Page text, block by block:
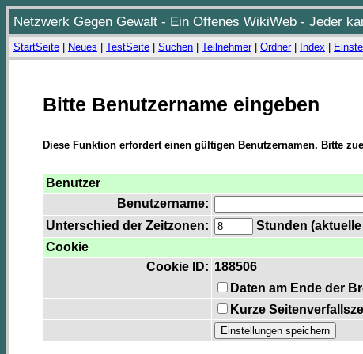
Netzwerk Gegen Gewalt - Ein Offenes WikiWeb - Jeder
StartSeite Neues TestSeite Suchen Teilnehmer| Ordner| Index
Bitte Benutzername eingeben
Diese Funktion erfordert einen gültigen Benutzernamen. Bitte
Benutzer
Benutzername:
Unterschied der Zeitzonen:
Stunden
Cookie
Cookie ID: 188506
Daten am Ende der
Kurze